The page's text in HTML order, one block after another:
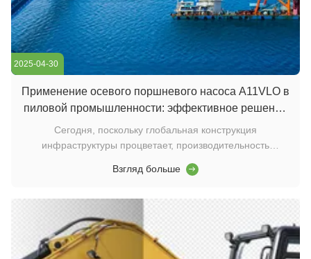
2025-04-30
Применение осевого поршневого насоса A11VLO в
пиловой промышленности: эффективное решение
для морских и наземных пиловых молотков
Сегодня, поскольку глобальная конструкция
инфраструктуры процветает, производительность
ключевого оборудования для инженерии фундамента
качество инженерии. В качестве «сердца» механизма
водителя, техниче...
Взгляд больше